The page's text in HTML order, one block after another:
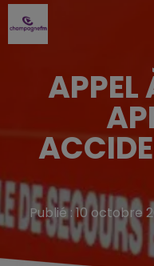
APPEL
Publié : 10 octobre